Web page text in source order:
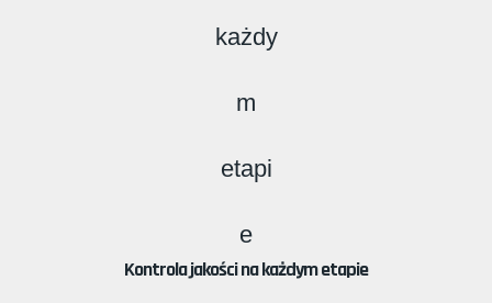
Kontrola jakości na każdym etapie